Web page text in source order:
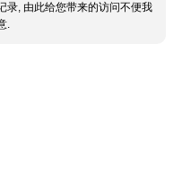
录, 由此给您带来的访问不便我
.